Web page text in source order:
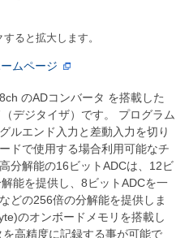
ると拡大します。
ムページ
のADコンバータ を搭載した
デジタイザ）です。 プログラム
ルエンド入力と差動入力を切り
ドで使用する場合利用可能なチ
分解能の16ビットADCは、12ビ
能を提供し、8ビットADCを一
どの256倍の分解能を提供しま
のオンボードメモリを搭載し
高精度に記録する事が可能で